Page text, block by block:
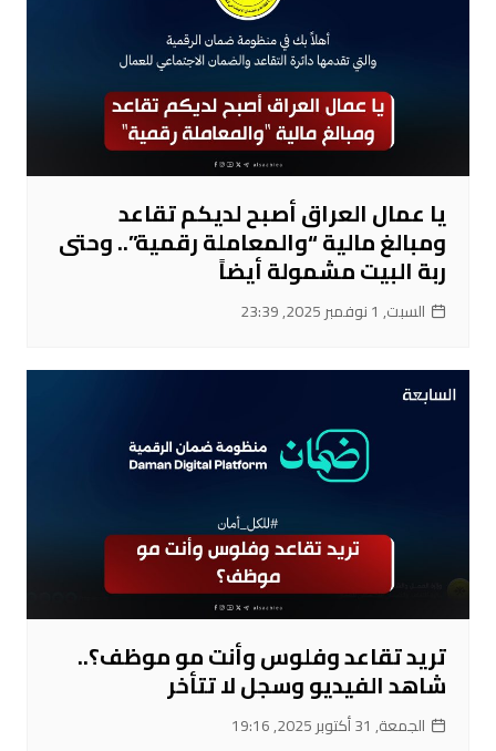
يا عمال العراق أصبح لديكم تقاعد
ومبالغ مالية “والمعاملة رقمية”.. وحتى
ربة البيت مشمولة أيضاً
السبت, 1 نوفمبر 2025, 23:39
تريد تقاعد وفلوس وأنت مو موظف؟..
شاهد الفيديو وسجل لا تتأخر
الجمعة, 31 أكتوبر 2025, 19:16